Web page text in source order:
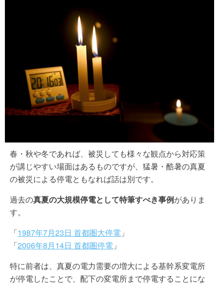
春・秋や冬であれば、被災しても様々な観点から対応策
が講じやすい場面はあるものですが、猛暑・酷暑の真夏
の被災による停電ともなれば話は別です。
過去の真夏の大規模停電として特筆すべき事例がありま
す。
「1987年7月23日 首都圏大停電 」
「2006年8月14日 首都圏停電 」
特に前者は、真夏の電力需要の増大による基幹系変電所
が停電したことで、配下の変電所まで停電することにな